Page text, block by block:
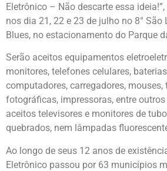
Eletrônico – Não descarte essa
nos dia 21, 22 e 23 de julho no 8° São
Blues, no estacionamento do Parque
Serão aceitos equipamentos
monitores, telefones celulares,
computadores, carregadores, mouses,
fotográficas, impressoras, entre
aceitos televisores e monitores de
quebrados, nem lâmpadas
Ao longo de seus 12 anos de
Eletrônico passou por 63 municípios